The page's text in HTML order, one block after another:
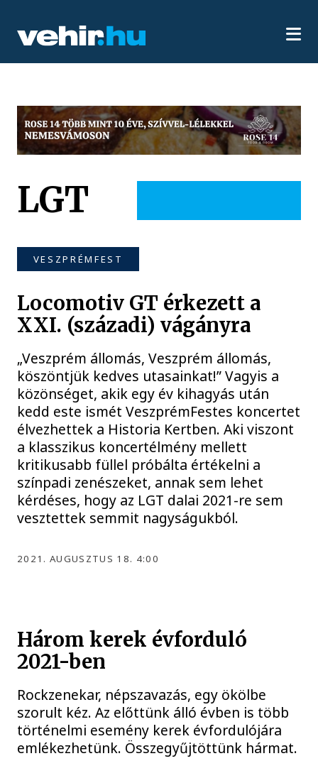
LGT
VESZPRÉMFEST
Locomotiv GT érkezett a
XXI. (századi) vágányra
„Veszprém állomás, Veszprém állomás,
köszöntjük kedves utasainkat!” Vagyis a
közönséget, akik egy év kihagyás után
kedd este ismét VeszprémFestes koncertet
élvezhettek a Historia Kertben. Aki viszont
a klasszikus koncertélmény mellett
kritikusabb füllel próbálta értékelni a
színpadi zenészeket, annak sem lehet
kérdéses, hogy az LGT dalai 2021-re sem
vesztettek semmit nagyságukból.
2021. AUGUSZTUS 18. 4:00
Három kerek évforduló
2021-ben
Rockzenekar, népszavazás, egy ökölbe
szorult kéz. Az előttünk álló évben is több
történelmi esemény kerek évfordulójára
emlékezhetünk. Összegyűjtöttünk hármat.